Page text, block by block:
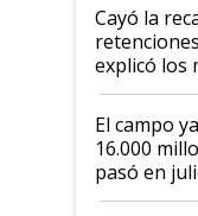
habló del
Cayó la
explicó los
El campo
16.000
pasó en